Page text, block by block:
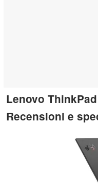
Lenovo
Recensioni e